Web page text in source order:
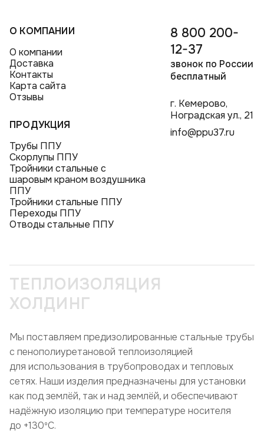
О КОМПАНИИ
О компании
Доставка
Контакты
Карта сайта
Отзывы
ПРОДУКЦИЯ
Трубы ППУ
Скорлупы ППУ
Тройники стальные с
шаровым краном воздушника
ППУ
Тройники стальные ППУ
Переходы ППУ
Отводы стальные ППУ
8 800 200-
12-37
звонок по России
бесплатный
г. Кемерово,
Ноградская ул., 21
info@ppu37.ru
ТЕПЛОИЗОЛЯЦИЯ
ХОЛДИНГ
Мы поставляем предизолированные стальные трубы
с пенополиуретановой теплоизоляцией
для использования в трубопроводах и тепловых
сетях. Наши изделия предназначены для установки
как под землёй, так и над землёй, и обеспечивают
надёжную изоляцию при температуре носителя
до +130ºC.